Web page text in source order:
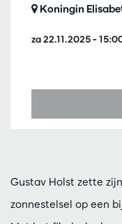
za 22.11.2025–
Koningin
Gustav Holst zette
zonnestelsel op een